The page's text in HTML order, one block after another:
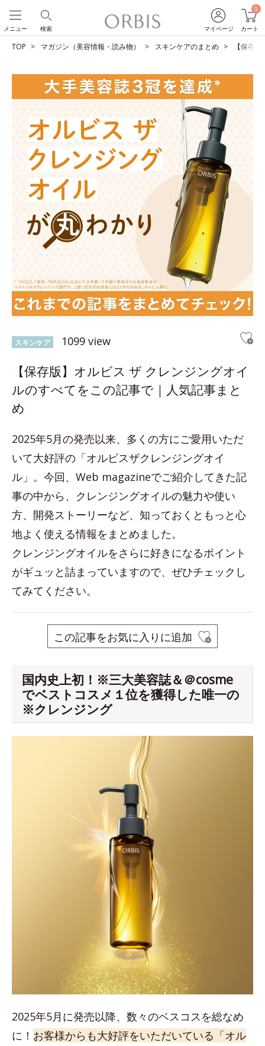
マイページ
0
カート
検索
メニュー
TOP マガジン（美容情報・読み物） スキンケアのまとめ 【保存
スキンケア 1099 view
【保存版】オルビス ザ クレンジングオイ
ルのすべてをこの記事で｜人気記事まと
め
2025年5月の発売以来、多くの方にご愛用いただ
いて大好評の「オルビスザクレンジングオイ
ル」。今回、Web magazineでご紹介してきた記
事の中から、クレンジングオイルの魅力や使い
方、開発ストーリーなど、知っておくともっと心
地よく使える情報をまとめました。
クレンジングオイルをさらに好きになるポイント
がギュッと詰まっていますので、ぜひチェックし
てみてください。
この記事をお気に入りに追加
国内史上初！※三大美容誌＆＠cosme
でベストコスメ１位を獲得した唯一の
※クレンジング
2025年5月に発売以降、数々のベスコスを総なめ
に！ お客様からも大好評をいただいている「オル